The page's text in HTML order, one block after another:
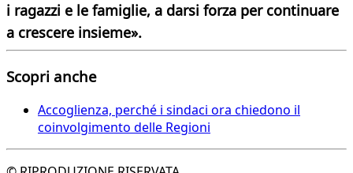
i ragazzi e le famiglie, a darsi forza per continuare
a crescere insieme».
Scopri anche
Accoglienza, perché i sindaci ora chiedono il
coinvolgimento delle Regioni